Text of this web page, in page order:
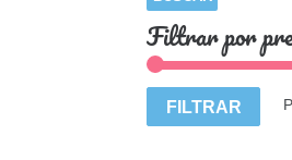
Filtrar por
FILTRAR